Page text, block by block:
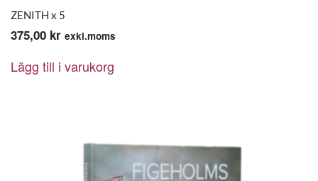
ZENITH x 5
375,00 kr exkl.moms
Lägg till i varukorg